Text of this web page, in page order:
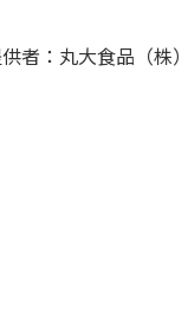
：丸大食品（株）